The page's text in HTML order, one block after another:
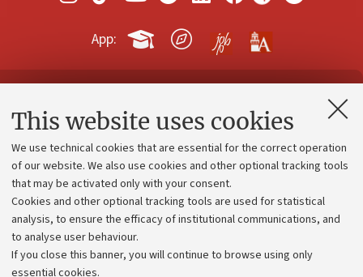
This website uses cookies
We use technical cookies that are essential for the correct operation
of our website. We also use cookies and other optional tracking tools
that may be activated only with your consent.
Cookies and other optional tracking tools are used for statistical
analysis, to ensure the efficacy of institutional communications, and
to analyse user behaviour.
If you close this banner, you will continue to browse using only
essential cookies.
App:
Contacts and certified e-mail (PEC)
Administrative divisions
Work with us
Alumni community
Strategic plan
University budgets